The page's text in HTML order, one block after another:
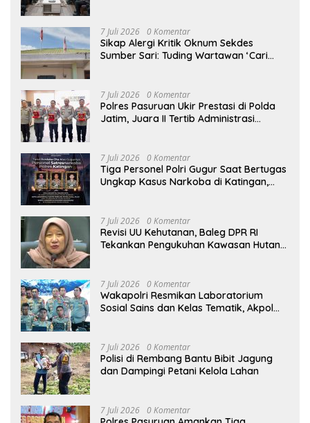
7 Juli 2026 0 Komentar
Sikap Alergi Kritik Oknum Sekdes
Sumber Sari: Tuding Wartawan ‘Cari
CETAR yang Diduga Mandek
7 Juli 2026 0 Komentar
Polres Pasuruan Ukir Prestasi di Polda
Jatim, Juara II Tertib Administrasi
7 Juli 2026 0 Komentar
Tiga Personel Polri Gugur Saat Bertugas
Ungkap Kasus Narkoba di Katingan,
7 Juli 2026 0 Komentar
Revisi UU Kehutanan, Baleg DPR RI
Tekankan Pengukuhan Kawasan Hutan
7 Juli 2026 0 Komentar
Wakapolri Resmikan Laboratorium
Sosial Sains dan Kelas Tematik, Akpol
7 Juli 2026 0 Komentar
Polisi di Rembang Bantu Bibit Jagung
dan Dampingi Petani Kelola Lahan
7 Juli 2026 0 Komentar